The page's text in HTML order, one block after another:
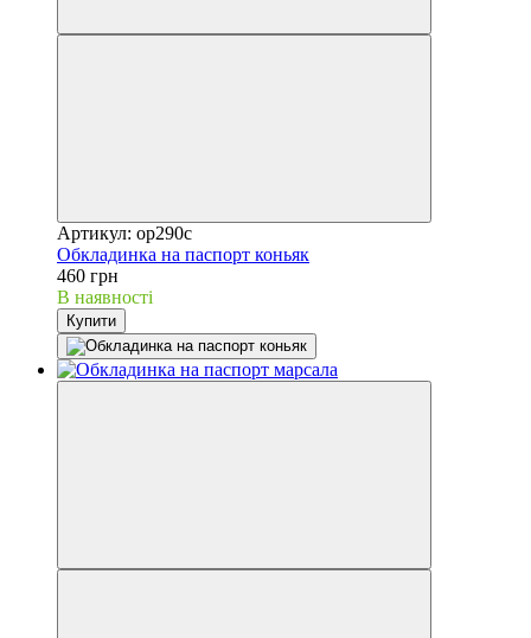
Артикул: op290c
Обкладинка на паспорт коньяк
460 грн
В наявності
Купити